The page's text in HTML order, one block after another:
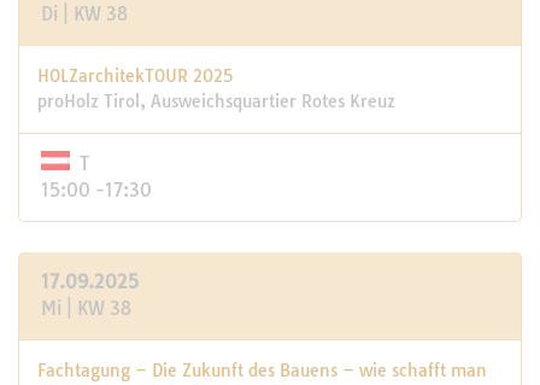
Di | KW 38
HOLZarchitekTOUR 2025
proHolz Tirol, Ausweichsquartier Rotes Kreuz
T
15:00 -17:30
17.09.2025
Mi | KW 38
Fachtagung – Die Zukunft des Bauens – wie schafft man